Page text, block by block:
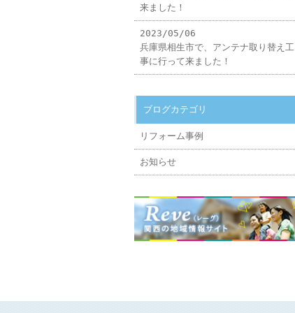
来ました！
2023/05/06
兵庫県相生市で、アンテナ取り替え工
事に行って来ました！
ブログカテゴリ
リフォーム事例
お知らせ